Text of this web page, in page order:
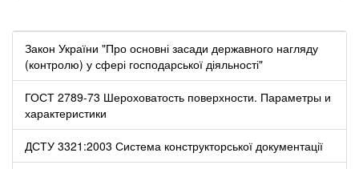
Закон України "Про основні засади державного нагляду
(контролю) у сфері господарської діяльності"
ГОСТ 2789-73 Шероховатость поверхности. Параметры и
характеристики
ДСТУ 3321:2003 Система конструкторської документації